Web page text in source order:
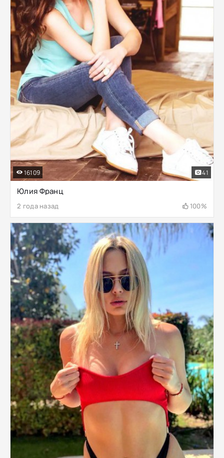
Юлия Франц
2 года назад 100%
16109 41